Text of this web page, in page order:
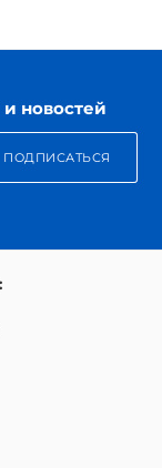
новостей
ПОДПИСАТЬСЯ